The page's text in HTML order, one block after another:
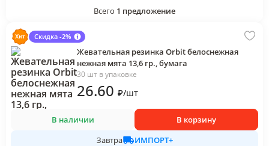
Всего 1 предложение
Скидка -2%
Жевательная резинка Orbit белоснежная
нежная мята 13,6 гр., бумага
30 шт в упаковке
26.60 ₽/шт
В наличии
В корзину
Завтра
ИМПОРТ+